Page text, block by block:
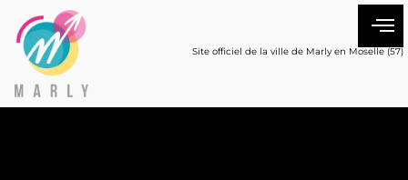
Site officiel de la ville de Marly en Moselle (57)